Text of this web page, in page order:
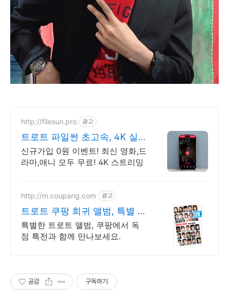
http://filesun.pro 광고
트로트 파일썬 초고속, 4K 실
시간 보기!
신규가입 0원 이벤트! 최신 영화,드
라마,애니 모두 무료! 4K 스트리밍
http://m.coupang.com 광고
트로트 쿠팡 희귀 앨범, 특별 소
장 가치
특별한 트로트 앨범, 쿠팡에서 독
점 특전과 함께 만나보세요.
공감 구독하기